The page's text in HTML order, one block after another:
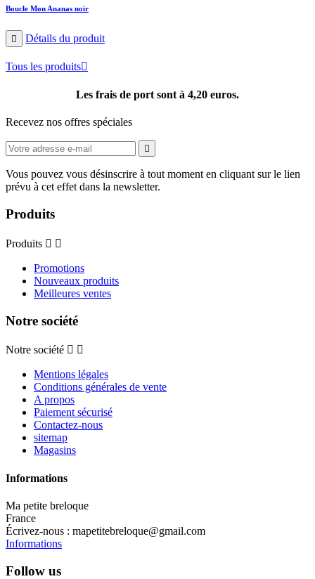
Boucle Mon Ananas noir
 Détails du produit
Tous les produits
Les frais de port sont à 4,20 euros.
Recevez nos offres spéciales

Vous pouvez vous désinscrire à tout moment en cliquant sur le lien
prévu à cet effet dans la newsletter.
Produits
Produits  
Promotions
Nouveaux produits
Meilleures ventes
Notre société
Notre société  
Mentions légales
Conditions générales de vente
A propos
Paiement sécurisé
Contactez-nous
sitemap
Magasins
Informations
Ma petite breloque
France
Écrivez-nous : mapetitebreloque@gmail.com
Informations
Follow us